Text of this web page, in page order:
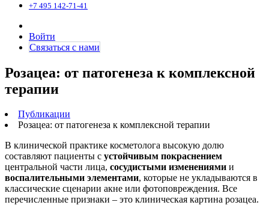
+7 495 142-71-41
Войти
Связаться с нами
Розацеа: от патогенеза к комплексной
терапии
Публикации
Розацеа: от патогенеза к комплексной терапии
В клинической практике косметолога высокую долю
составляют пациенты с устойчивым покраснением
центральной части лица, сосудистыми изменениями и
воспалительными элементами, которые не укладываются в
классические сценарии акне или фотоповреждения. Все
перечисленные признаки – это клиническая картина розацеа.